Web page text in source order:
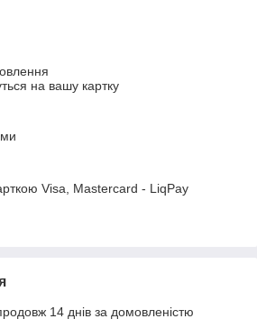
на вашу картку
Visa, Mastercard - LiqPay
14 днів за домовленістю